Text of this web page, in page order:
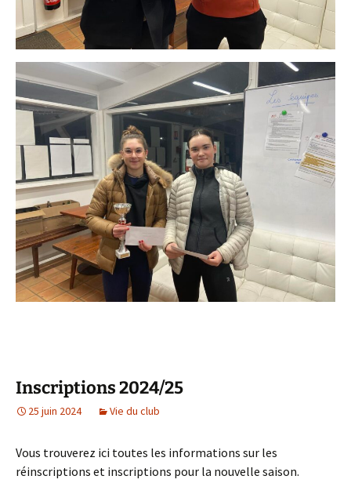
Inscriptions 2024/25
25 juin 2024 Vie du club
Vous trouverez ici toutes les informations sur les
réinscriptions et inscriptions pour la nouvelle saison.